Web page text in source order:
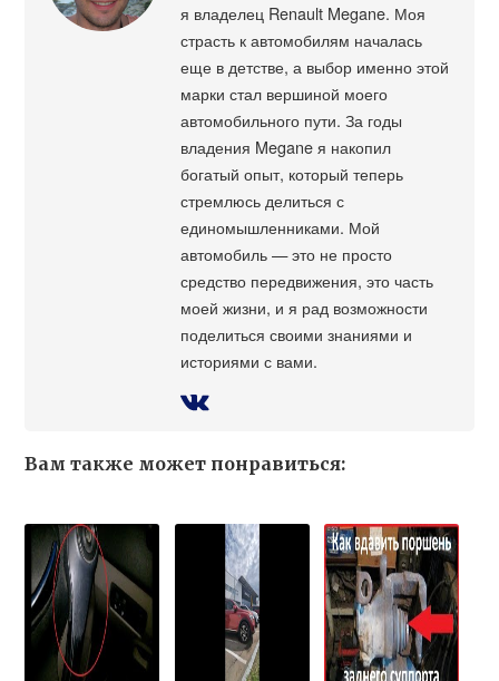
я владелец Renault Megane. Моя
страсть к автомобилям началась
еще в детстве, а выбор именно этой
марки стал вершиной моего
автомобильного пути. За годы
владения Megane я накопил
богатый опыт, который теперь
стремлюсь делиться с
единомышленниками. Мой
автомобиль — это не просто
средство передвижения, это часть
моей жизни, и я рад возможности
поделиться своими знаниями и
историями с вами.
Вам также может понравиться: